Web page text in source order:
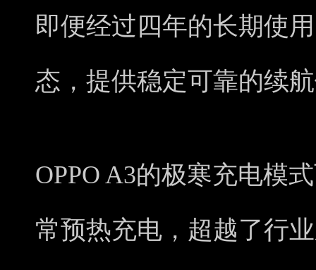
即便经过四年的长期使
态，提供稳定可靠的续
OPPO A3的极寒充电模
常预热充电，超越了行